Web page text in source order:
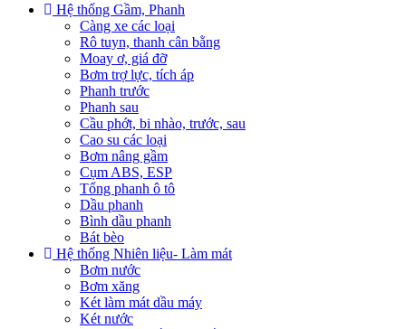
Hệ thống Gầm, Phanh
Càng xe các loại
Rô tuyn, thanh cân bằng
Moay ơ, giá đỡ
Bơm trợ lực, tích áp
Phanh trước
Phanh sau
Cầu phớt, bi nhào, trước, sau
Cao su các loại
Bơm nâng gầm
Cụm ABS, ESP
Tổng phanh ô tô
Dầu phanh
Bình dầu phanh
Bát bèo
Hệ thống Nhiên liệu- Làm mát
Bơm nước
Bơm xăng
Két làm mát dầu máy
Két nước